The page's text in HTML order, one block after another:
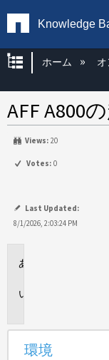
Knowledge
グローバ
ホーム
AFF A800
Views: 20
Votes: 0
Last Updated:
8/1/2026, 2:03:24 PM
環境